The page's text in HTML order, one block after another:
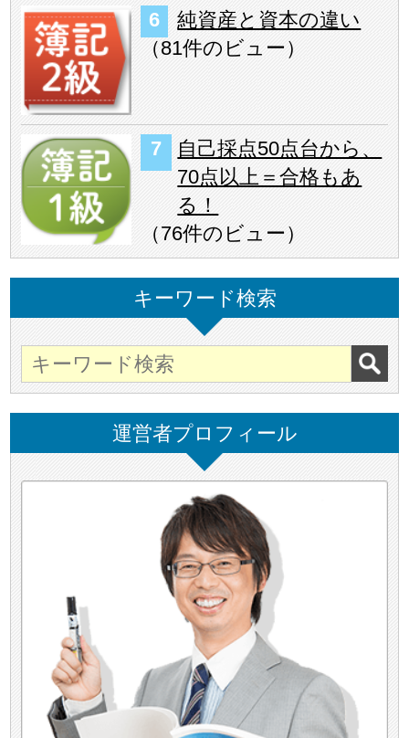
純資産と資本の違い
（81件のビュー ）
自己採点50点台から、
70点以上＝合格もあ
る！
（76件のビュー ）
キーワード検索
運営者プロフィール